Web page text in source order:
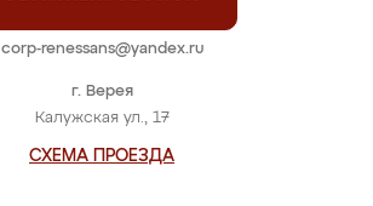
г. Верея
Калужская ул., 17
СХЕМА ПРОЕЗДА
corp-renessans@yandex.ru